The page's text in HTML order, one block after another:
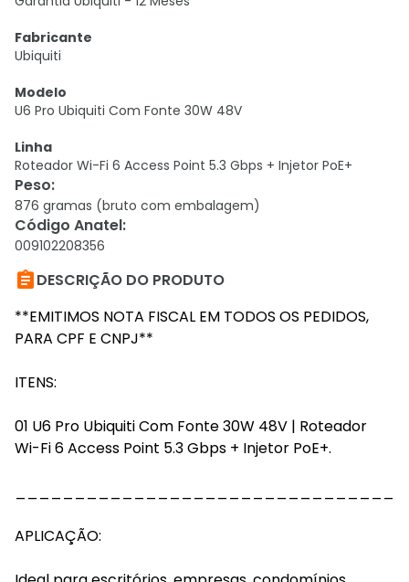
Fabricante
Ubiquiti
Modelo
U6 Pro Ubiquiti Com Fonte 30W 48V
Linha
Roteador Wi-Fi 6 Access Point 5.3 Gbps + Injetor PoE+
Peso:
876 gramas (bruto com embalagem)
Código Anatel:
009102208356
DESCRIÇÃO DO PRODUTO
**EMITIMOS NOTA FISCAL EM TODOS OS PEDIDOS,
PARA CPF E CNPJ**
ITENS:
01 U6 Pro Ubiquiti Com Fonte 30W 48V | Roteador
Wi-Fi 6 Access Point 5.3 Gbps + Injetor PoE+.
APLICAÇÃO: